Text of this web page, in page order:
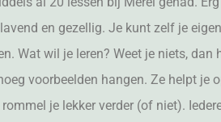
en gezellig. Je kunt zelf je
Wat wil je leren? Weet je niets, dan
voorbeelden hangen. Ze helpt je
je lekker verder (of niet).